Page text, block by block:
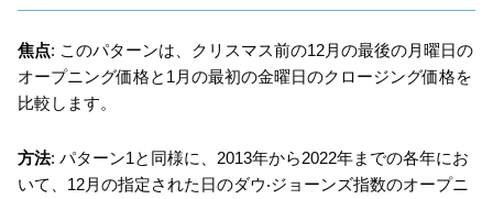
焦点: このパターンは、クリスマス前の12月の最後の月曜日の
オープニング価格と1月の最初の金曜日のクロージング価格を
比較します。
方法: パターン1と同様に、2013年から2022年までの各年にお
いて、12月の指定された日のダウ‧ジョーンズ指数のオープニ